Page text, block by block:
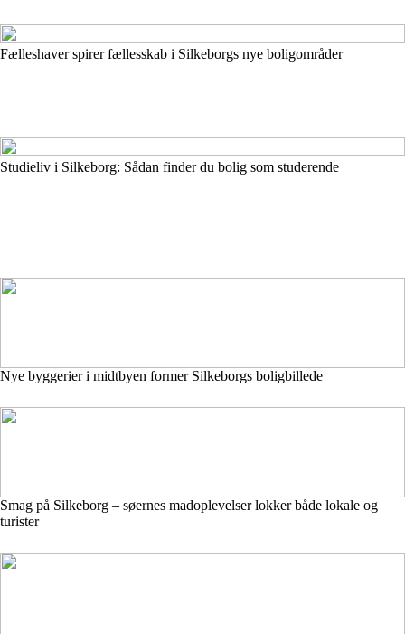
Fælleshaver spirer fællesskab i Silkeborgs nye boligområder
Studieliv i Silkeborg: Sådan finder du bolig som studerende
Nye byggerier i midtbyen former Silkeborgs boligbillede
Smag på Silkeborg – søernes madoplevelser lokker både lokale og
turister